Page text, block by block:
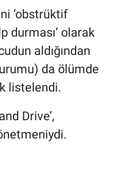
‘obstrüktif
durması’ olarak
aldığından
da ölümde
listelendi.
Drive’,